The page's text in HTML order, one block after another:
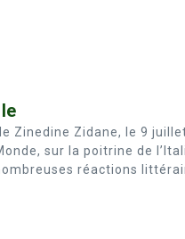
Zinedine Zidane, le 9
sur la poitrine de
réactions